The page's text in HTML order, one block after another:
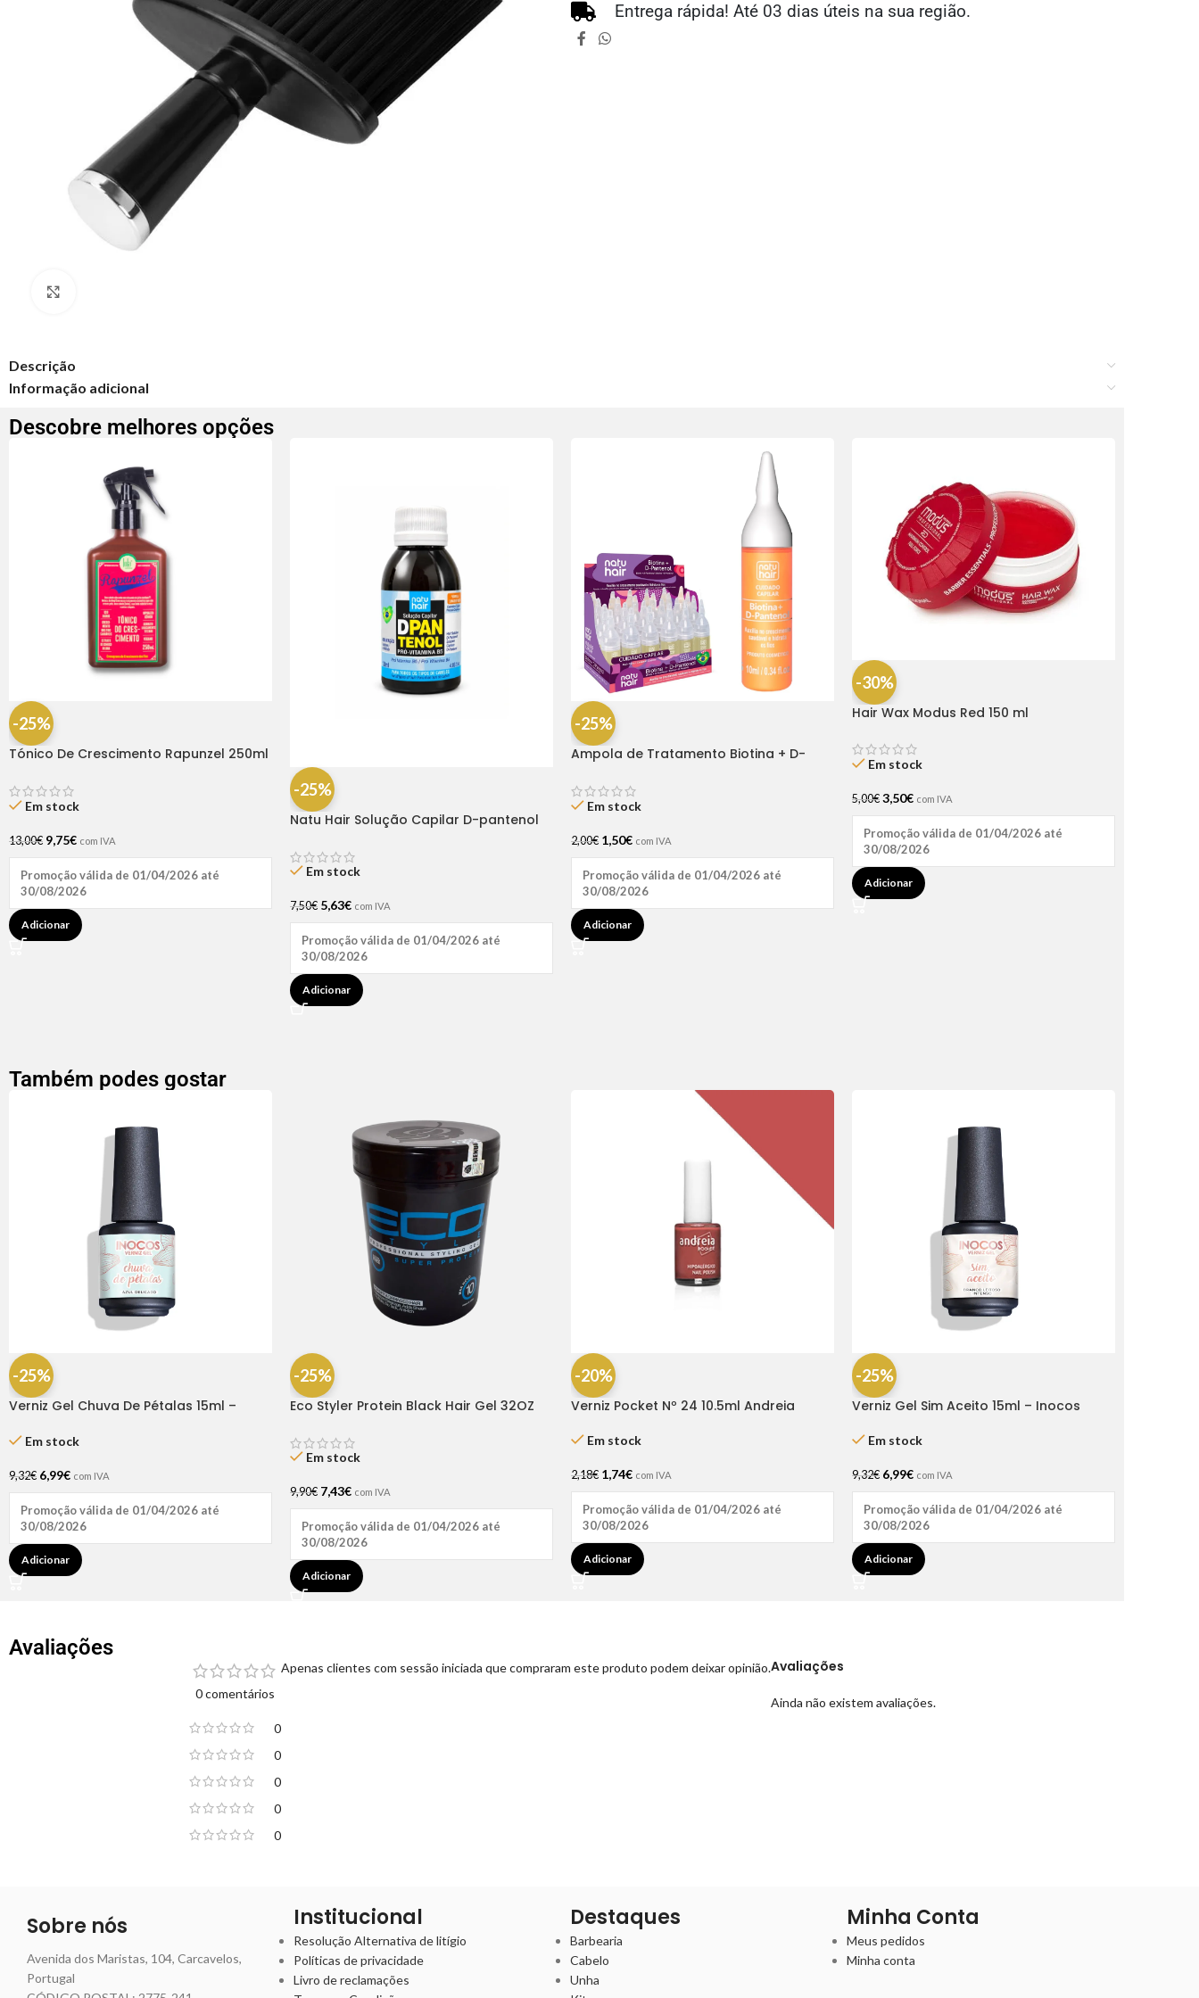
Entrega rápida! Até 03 dias úteis na sua região.
Descrição
Informação adicional
Descobre melhores opções
-25%
Tónico De Crescimento Rapunzel 250ml
Em stock
13,00€ 9,75€ com IVA
Promoção válida de 01/04/2026 até
30/08/2026
Adicionar
-25%
Natu Hair Solução Capilar D-pantenol
Em stock
7,50€ 5,63€ com IVA
Promoção válida de 01/04/2026 até
30/08/2026
Adicionar
-25%
Ampola de Tratamento Biotina + D-
Em stock
2,00€ 1,50€ com IVA
Promoção válida de 01/04/2026 até
30/08/2026
Adicionar
-30%
Hair Wax Modus Red 150 ml
Em stock
5,00€ 3,50€ com IVA
Promoção válida de 01/04/2026 até
30/08/2026
Adicionar
Também podes gostar
-25%
Verniz Gel Chuva De Pétalas 15ml –
Em stock
9,32€ 6,99€ com IVA
Promoção válida de 01/04/2026 até
30/08/2026
Adicionar
-25%
Eco Styler Protein Black Hair Gel 32OZ
Em stock
9,90€ 7,43€ com IVA
Promoção válida de 01/04/2026 até
30/08/2026
Adicionar
-20%
Verniz Pocket Nº 24 10.5ml Andreia
Em stock
2,18€ 1,74€ com IVA
Promoção válida de 01/04/2026 até
30/08/2026
Adicionar
-25%
Verniz Gel Sim Aceito 15ml – Inocos
Em stock
9,32€ 6,99€ com IVA
Promoção válida de 01/04/2026 até
30/08/2026
Adicionar
Avaliações
0 comentários
0
0
0
0
0
Avaliações
Ainda não existem avaliações.
Apenas clientes com sessão iniciada que compraram este produto podem deixar opinião.
Sobre nós
Avenida dos Maristas, 104, Carcavelos,
Portugal
Institucional
Resolução Alternativa de litígio
Políticas de privacidade
Livro de reclamações
Destaques
Barbearia
Cabelo
Unha
Minha Conta
Meus pedidos
Minha conta